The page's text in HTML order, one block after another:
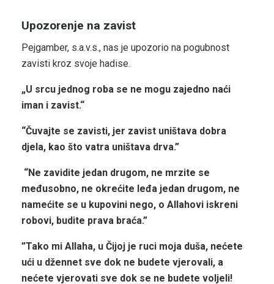
Upozorenje na zavist
Pejgamber, s.a.v.s., nas je upozorio na pogubnost
zavisti kroz svoje hadise.
„U srcu jednog roba se ne mogu zajedno naći
iman i zavist.“
“Čuvajte se zavisti, jer zavist uništava dobra
djela, kao što vatra uništava drva.”
“Ne zavidite jedan drugom, ne mrzite se
međusobno, ne okrećite leđa jedan drugom, ne
namećite se u kupovini nego, o Allahovi iskreni
robovi, budite prava braća.”
”Tako mi Allaha, u Čijoj je ruci moja duša, nećete
ući u džennet sve dok ne budete vjerovali, a
nećete vjerovati sve dok se ne budete voljeli!